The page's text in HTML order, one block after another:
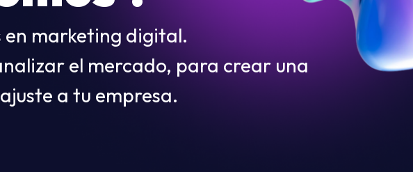
en marketing digital.
el mercado, para crear una
a tu empresa.